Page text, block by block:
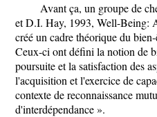
Avant ça, un groupe de
et D.I. Hay, 1993, Well-Being:
créé un cadre théorique du
Ceux-ci ont défini la notion de
poursuite et la satisfaction des
l'acquisition et l'exercice de
contexte de reconnaissance
d'interdépendance ».